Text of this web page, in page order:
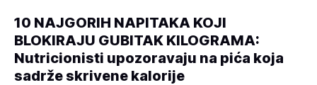
10 NAJGORIH NAPITAKA KOJI
BLOKIRAJU GUBITAK KILOGRAMA:
Nutricionisti upozoravaju na pića koja
sadrže skrivene kalorije